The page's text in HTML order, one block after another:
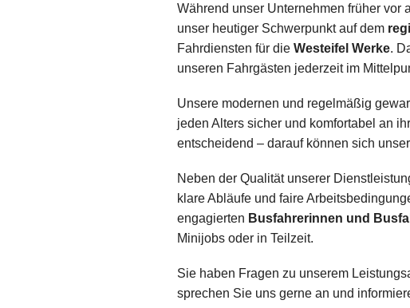
Während unser Unternehmen früher vor
unser heutiger Schwerpunkt auf dem
Fahrdiensten für die Westeifel Werke.
unseren Fahrgästen jederzeit im
Unsere modernen und regelmäßig
jeden Alters sicher und komfortabel an
entscheidend – darauf können sich
Neben der Qualität unserer
klare Abläufe und faire
engagierten Busfahrerinnen und
Minijobs oder in Teilzeit.
Sie haben Fragen zu unserem
sprechen Sie uns gerne an und